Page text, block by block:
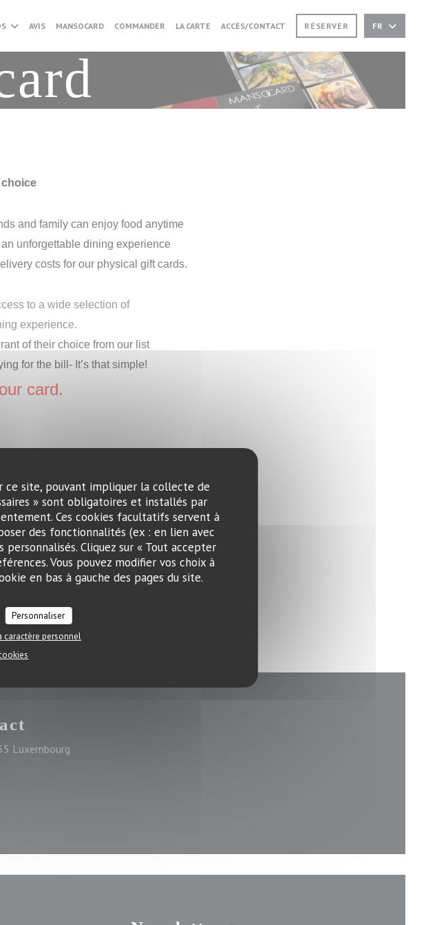
ce site, pouvant impliquer la collecte de
» sont obligatoires et installés par
Ces cookies facultatifs servent à
des fonctionnalités (ex : en lien avec
Cliquez sur « Tout accepter
Vous pouvez modifier vos choix à
en bas à gauche des pages du site.
Personnaliser
caractère personnel
AVIS MANSOCARD COMMANDER((OUVRE UNE NOUVELLE FENÊTRE))
LA CARTE((OUVRE UNE NOUVELLE FENÊTRE))
ACCÈS/CONTACT RÉSERVER FR
choice
and family can enjoy food anytime
unforgettable dining experience
costs for our physical gift cards.
to a wide selection of
experience.
of their choice from our list
for the bill- It’s that simple!
card.
Luxembourg
une nouvelle fenêtre))
((ouvre une nouvelle fenêtre))